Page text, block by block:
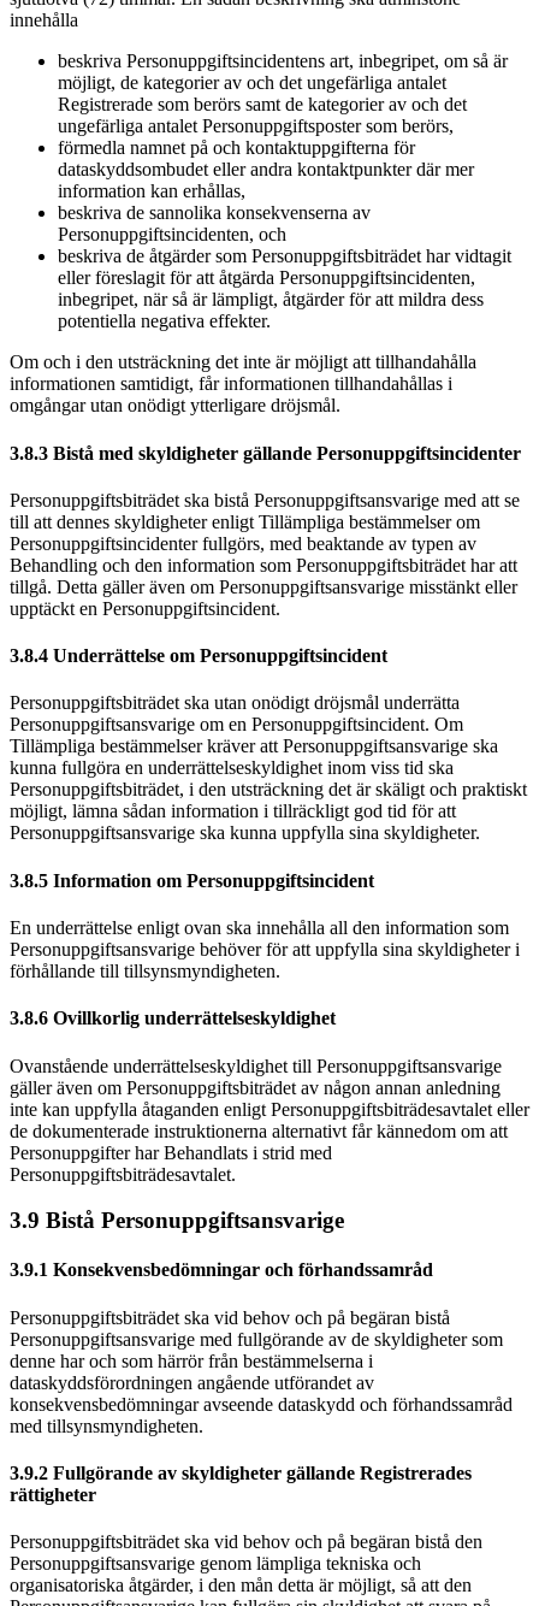
innehålla
beskriva Personuppgiftsincidentens art, inbegripet, om så är
möjligt, de kategorier av och det ungefärliga antalet
Registrerade som berörs samt de kategorier av och det
ungefärliga antalet Personuppgiftsposter som berörs,
förmedla namnet på och kontaktuppgifterna för
dataskyddsombudet eller andra kontaktpunkter där mer
information kan erhållas,
beskriva de sannolika konsekvenserna av
Personuppgiftsincidenten, och
beskriva de åtgärder som Personuppgiftsbiträdet har vidtagit
eller föreslagit för att åtgärda Personuppgiftsincidenten,
inbegripet, när så är lämpligt, åtgärder för att mildra dess
potentiella negativa effekter.
Om och i den utsträckning det inte är möjligt att tillhandahålla
informationen samtidigt, får informationen tillhandahållas i
omgångar utan onödigt ytterligare dröjsmål.
3.8.3 Bistå med skyldigheter gällande Personuppgiftsincidenter
Personuppgiftsbiträdet ska bistå Personuppgiftsansvarige med att se
till att dennes skyldigheter enligt Tillämpliga bestämmelser om
Personuppgiftsincidenter fullgörs, med beaktande av typen av
Behandling och den information som Personuppgiftsbiträdet har att
tillgå. Detta gäller även om Personuppgiftsansvarige misstänkt eller
upptäckt en Personuppgiftsincident.
3.8.4 Underrättelse om Personuppgiftsincident
Personuppgiftsbiträdet ska utan onödigt dröjsmål underrätta
Personuppgiftsansvarige om en Personuppgiftsincident. Om
Tillämpliga bestämmelser kräver att Personuppgiftsansvarige ska
kunna fullgöra en underrättelseskyldighet inom viss tid ska
Personuppgiftsbiträdet, i den utsträckning det är skäligt och praktiskt
möjligt, lämna sådan information i tillräckligt god tid för att
Personuppgiftsansvarige ska kunna uppfylla sina skyldigheter.
3.8.5 Information om Personuppgiftsincident
En underrättelse enligt ovan ska innehålla all den information som
Personuppgiftsansvarige behöver för att uppfylla sina skyldigheter i
förhållande till tillsynsmyndigheten.
3.8.6 Ovillkorlig underrättelseskyldighet
Ovanstående underrättelseskyldighet till Personuppgiftsansvarige
gäller även om Personuppgiftsbiträdet av någon annan anledning
inte kan uppfylla åtaganden enligt Personuppgiftsbiträdesavtalet eller
de dokumenterade instruktionerna alternativt får kännedom om att
Personuppgifter har Behandlats i strid med
Personuppgiftsbiträdesavtalet.
3.9 Bistå Personuppgiftsansvarige
3.9.1 Konsekvensbedömningar och förhandssamråd
Personuppgiftsbiträdet ska vid behov och på begäran bistå
Personuppgiftsansvarige med fullgörande av de skyldigheter som
denne har och som härrör från bestämmelserna i
dataskyddsförordningen angående utförandet av
konsekvensbedömningar avseende dataskydd och förhandssamråd
med tillsynsmyndigheten.
3.9.2 Fullgörande av skyldigheter gällande Registrerades
rättigheter
Personuppgiftsbiträdet ska vid behov och på begäran bistå den
Personuppgiftsansvarige genom lämpliga tekniska och
organisatoriska åtgärder, i den mån detta är möjligt, så att den